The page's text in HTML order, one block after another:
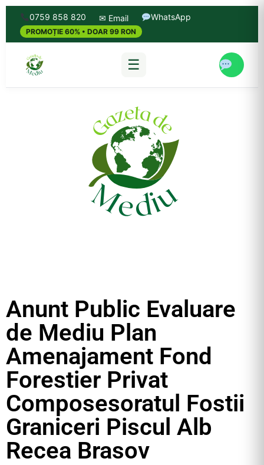
0759 858 820 ✉ Email WhatsApp
PROMOȚIE 60% • DOAR 99 RON
☰
Anunt Public Evaluare
de Mediu Plan
Amenajament Fond
Forestier Privat
Composesoratul Fostii
Graniceri Piscul Alb
Recea Brasov